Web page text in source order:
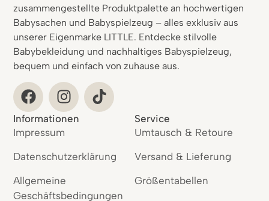
zusammengestellte Produktpalette an hochwertigen
Babysachen und Babyspielzeug – alles exklusiv aus
unserer Eigenmarke LITTLE. Entdecke stilvolle
Babybekleidung und nachhaltiges Babyspielzeug,
bequem und einfach von zuhause aus.
Informationen
Impressum
Datenschutzerklärung
Allgemeine
Geschäftsbedingungen
Service
Umtausch & Retoure
Versand & Lieferung
Größentabellen